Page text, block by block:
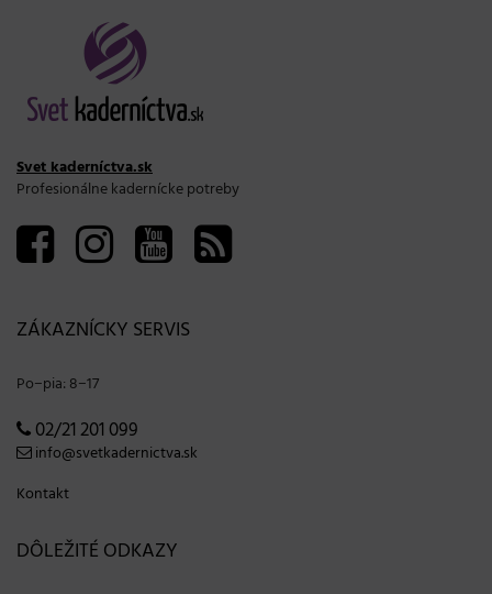
Svet kaderníctva.sk
Profesionálne kadernícke potreby
ZÁKAZNÍCKY SERVIS
Po−pia: 8−17
02/21 201 099
info@svetkadernictva.sk
Kontakt
DÔLEŽITÉ ODKAZY